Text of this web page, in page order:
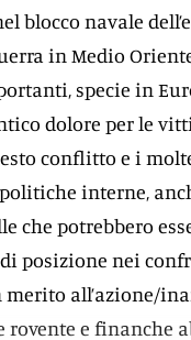
blocco navale
in Medio
specie in
dolore per le
conflitto e i
interne,
che potrebbero
posizione nei
all’azione/
e finanche